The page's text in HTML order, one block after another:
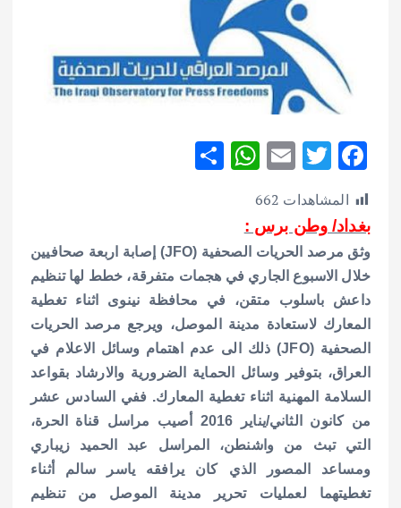
F
ac
e
b
o
o
k
T
w
it
te
r
E
ai
l
W
s
A
p
p
e
المشاهدات 662
بغداد/ وطن برس :
وثق مرصد الحريات الصحفية (JFO) إصابة اربعة صحافيين
خلال الاسبوع الجاري في هجمات متفرقة، خطط لها تنظيم
داعش باسلوب متقن، في محافظة نينوى اثناء تغطية
المعارك لاستعادة مدينة الموصل، ويرجع مرصد الحريات
الصحفية (JFO) ذلك الى عدم اهتمام وسائل الاعلام في
العراق، بتوفير وسائل الحماية الضرورية والارشاد بقواعد
السلامة المهنية اثناء تغطية المعارك. ففي السادس عشر
من كانون الثاني/يناير 2016 أصيب مراسل قناة الحرة،
التي تبث من واشنطن، المراسل عبد الحميد زيباري
ومساعد المصور الذي كان يرافقه ياسر سالم أثناء
تغطيتهما لعمليات تحرير مدينة الموصل من تنظيم